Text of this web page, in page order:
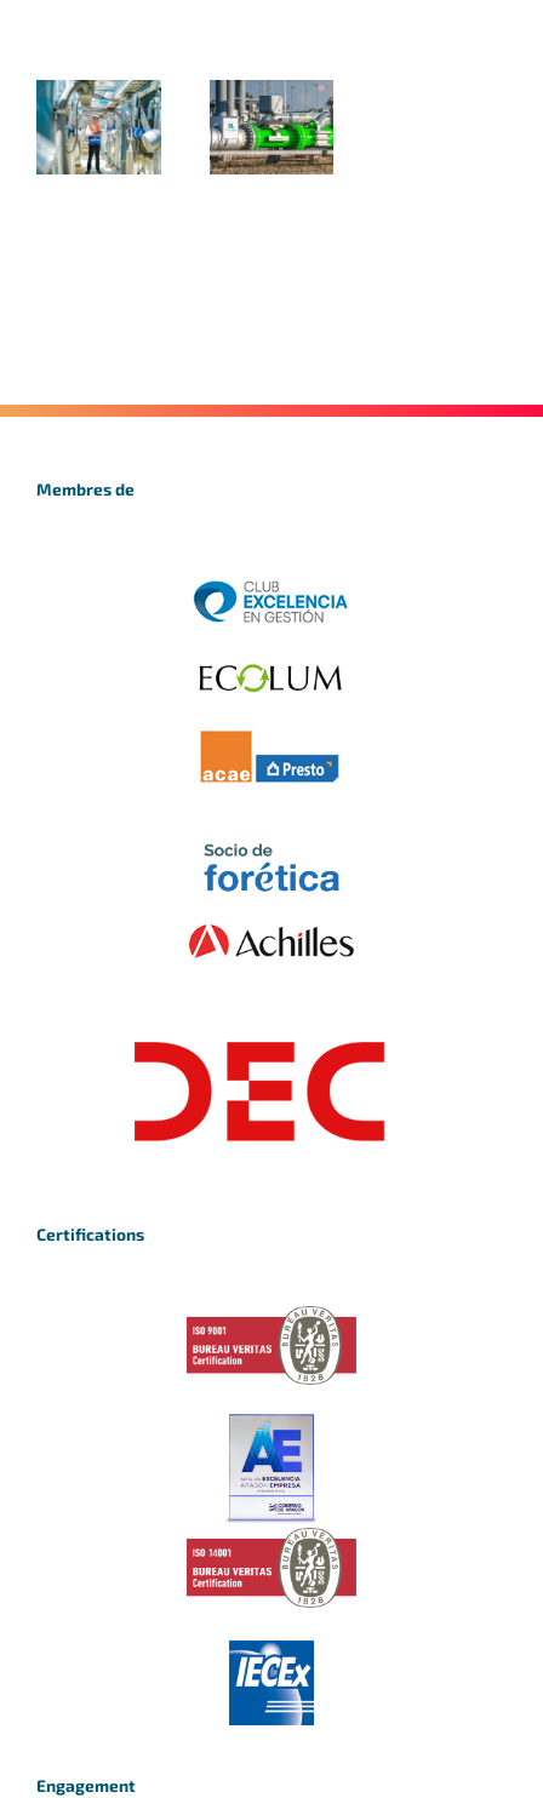
Membres de
Certifications
Engagement